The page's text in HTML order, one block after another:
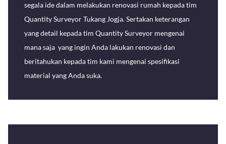
segala ide dalam melakukan renovasi rumah kepada tim
Quantity Surveyor Tukang Jogja. Sertakan keterangan
yang detail kepada tim Quantity Surveyor mengenai
mana saja yang ingin Anda lakukan renovasi dan
beritahukan kepada tim kami mengenai spesifikasi
material yang Anda suka.